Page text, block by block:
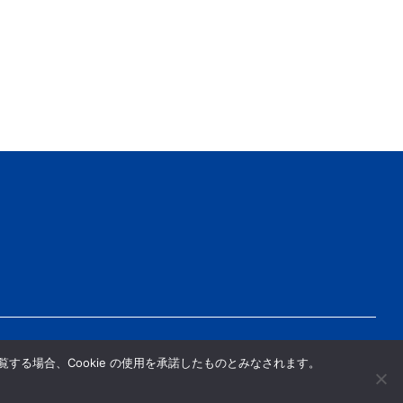
る場合、Cookie の使用を承諾したものとみなされます。